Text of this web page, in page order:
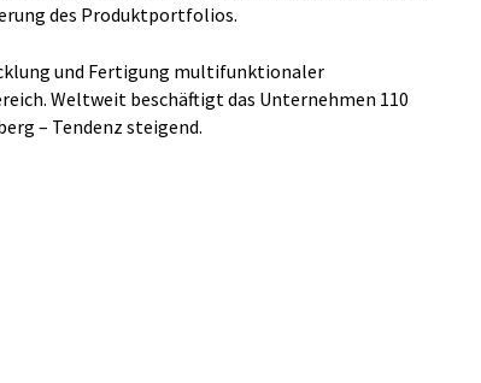
des Produktportfolios.
und Fertigung multifunktionaler
Weltweit beschäftigt das Unternehmen 110
– Tendenz steigend.